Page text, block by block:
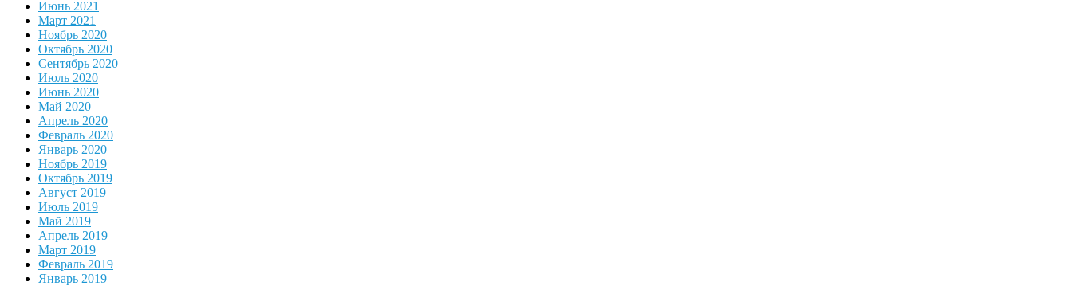
Июнь 2021
Март 2021
Ноябрь 2020
Октябрь 2020
Сентябрь 2020
Июль 2020
Июнь 2020
Май 2020
Апрель 2020
Февраль 2020
Январь 2020
Ноябрь 2019
Октябрь 2019
Август 2019
Июль 2019
Май 2019
Апрель 2019
Март 2019
Февраль 2019
Январь 2019